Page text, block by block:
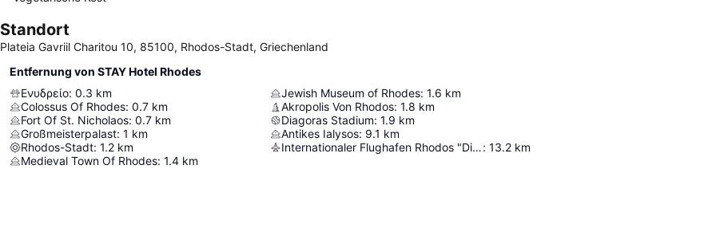
Standort
Plateia Gavriil Charitou 10, 85100, Rhodos-Stadt, Griechenland
Entfernung von STAY Hotel Rhodes
Ενυδρείο: 0.3 km
Colossus Of Rhodes: 0.7 km
Fort Of St. Nicholaos: 0.7 km
Großmeisterpalast: 1 km
Rhodos-Stadt: 1.2 km
Medieval Town Of Rhodes: 1.4 km
Jewish Museum of Rhodes: 1.6 km
Akropolis Von Rhodos: 1.8 km
Diagoras Stadium: 1.9 km
Antikes Ialysos: 9.1 km
Internationaler Flughafen Rhodos "Diagoras": 13.2 km